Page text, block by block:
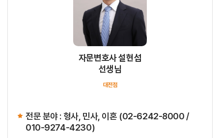
자문변호사 설현섭
선생님
대전점
전문 분야 : 형사, 민사, 이혼 (02-6242-8000 /
010-9274-4230)